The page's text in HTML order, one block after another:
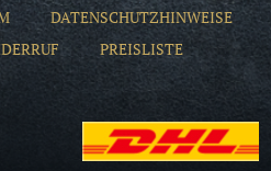
DATENSCHUTZHINWEISE
PREISLISTE